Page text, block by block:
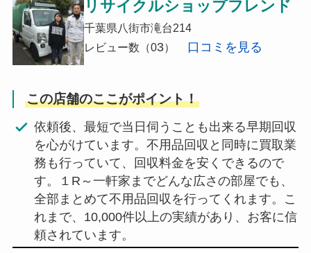
リサイクルショップフレンド
千葉県八街市滝台214
レビュー数（03） 口コミを見る
この店舗のここがポイント！
依頼後、最短で当日伺うことも出来る早期回収
を心がけています。不用品回収と同時に買取業
務も行っていて、回収料金を安くできるので
す。１R～一軒家までどんな広さの部屋でも、
全部まとめて不用品回収を行ってくれます。こ
れまで、10,000件以上の実績があり、お客に信
頼されています。